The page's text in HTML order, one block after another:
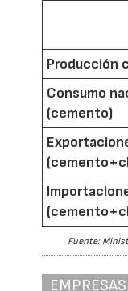
Producción
Consumo
(cemento)
Fuente: